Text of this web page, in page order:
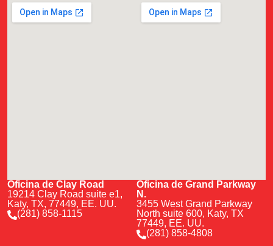
Oficina de Clay Road
19214 Clay Road suite e1,
Katy, TX, 77449, EE. UU.
(281) 858-1115
Oficina de Grand Parkway
N.
3455 West Grand Parkway
North suite 600, Katy, TX
77449, EE. UU.
(281) 858-4808